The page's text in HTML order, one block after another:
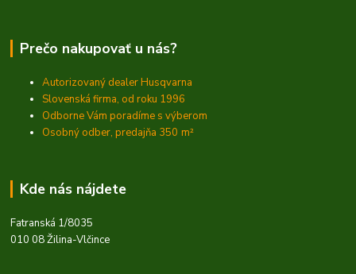
Prečo nakupovať u nás?
Autorizovaný dealer Husqvarna
Slovenská firma, od roku 1996
Odborne Vám poradíme s výberom
Osobný odber, predajňa 350 m²
Kde nás nájdete
Fatranská 1/8035
010 08 Žilina-Vlčince